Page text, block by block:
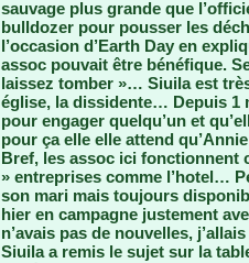
sauvage plus grande que
bulldozer pour pousser les
l’occasion d’Earth Day en
assoc pouvait être bénéfique.
laissez tomber »… Siuila est
église, la dissidente… Depuis 1
pour engager quelqu’un et
pour ça elle elle attend
Bref, les assoc ici fonctionnent
» entreprises comme l’hotel…
son mari mais toujours
hier en campagne justement
n’avais pas de nouvelles,
Siuila a remis le sujet sur la